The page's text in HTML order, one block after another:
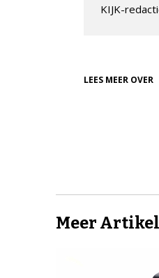
KIJK-
LEES MEER OVER
Meer